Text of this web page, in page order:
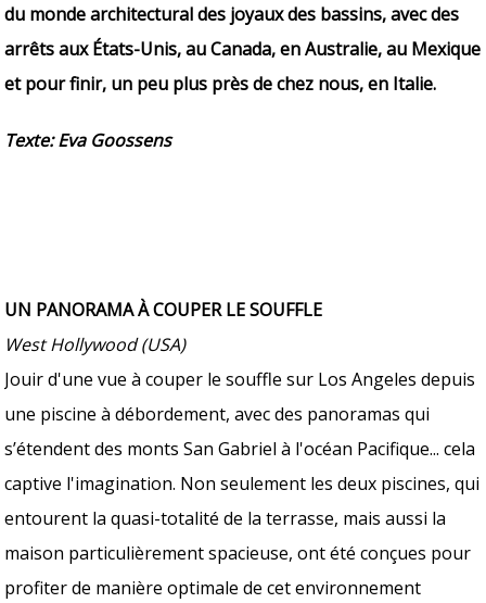
du monde architectural des joyaux des bassins, avec des
arrêts aux États-Unis, au Canada, en Australie, au Mexique
et pour finir, un peu plus près de chez nous, en Italie.
Texte: Eva Goossens
UN PANORAMA À COUPER LE SOUFFLE
West Hollywood (USA)
Jouir d'une vue à couper le souffle sur Los Angeles depuis
une piscine à débordement, avec des panoramas qui
s’étendent des monts San Gabriel à l'océan Pacifique... cela
captive l'imagination. Non seulement les deux piscines, qui
entourent la quasi-totalité de la terrasse, mais aussi la
maison particulièrement spacieuse, ont été conçues pour
profiter de manière optimale de cet environnement